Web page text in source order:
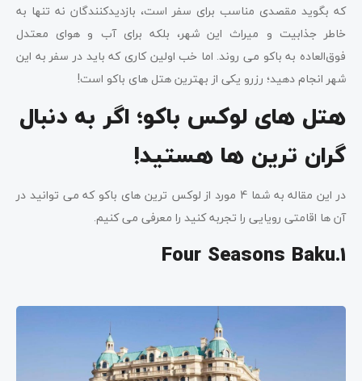
که بگوید مقصدی مناسب برای سفر است، بازدیدکنندگان نه تنها به
خاطر جذابیت و میراث این شهر، بلکه برای آب و هوای معتدل
فوق‌العاده به باکو می روند. اما خب اولین کاری که باید در سفر به این
شهر انجام دهید؛ رزرو یکی از بهترین هتل های باکو است!
هتل های لوکس باکو؛ اگر به دنبال
گران ترین ها هستید!
در این مقاله به شما 4 مورد از لوکس ترین های باکو که می توانید در
آن ها اقامتی رویایی را تجربه کنید را معرفی می کنیم.
Four Seasons Baku.1